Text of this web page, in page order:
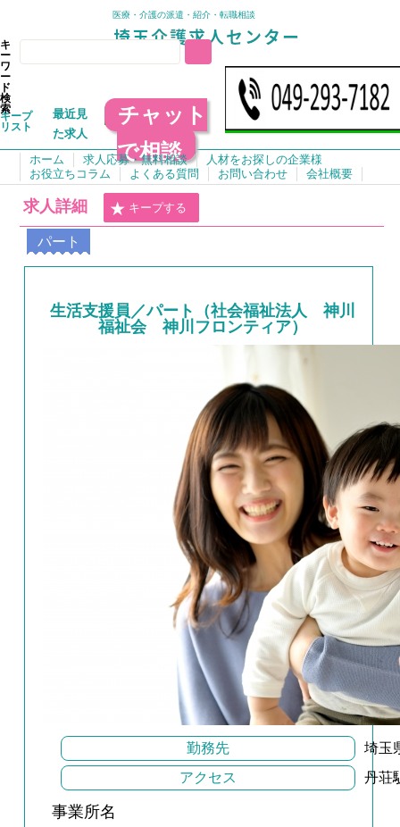
医療・介護の派遣・紹介・転職相談
キ
ー
ワ
ー
ド
検
索
キープ
リスト
最近見
た求人
チャット
で相談
ホーム 求人応募・無料相談
人材をお探しの企業様
お役立ちコラム
よくある質問 お問い合わせ 会社概要
求人詳細 キープする
パート
生活支援員／パート（社会福祉法人 神川
福祉会 神川フロンティア）
勤務先
埼玉
アクセス
丹荘
事業所名